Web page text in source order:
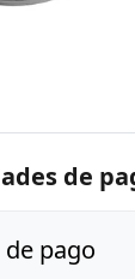
de
de pago